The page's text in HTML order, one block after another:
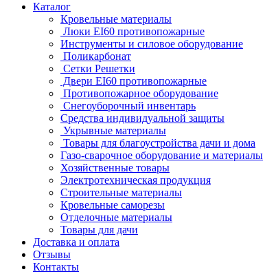
Каталог
Кровельные материалы
Люки EI60 противопожарные
Инструменты и силовое оборудование
Поликарбонат
Сетки Решетки
Двери EI60 противопожарные
Противопожарное оборудование
Снегоуборочный инвентарь
Средства индивидуальной защиты
Укрывные материалы
Товары для благоустройства дачи и дома
Газо-сварочное оборудование и материалы
Хозяйственные товары
Электротехническая продукция
Строительные материалы
Кровельные саморезы
Отделочные материалы
Товары для дачи
Доставка и оплата
Отзывы
Контакты